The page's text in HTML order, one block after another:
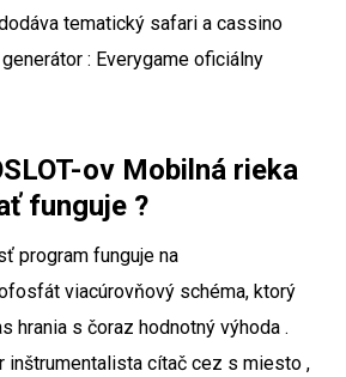
tematický safari a cassino
: Everygame oficiálny
ov Mobilná rieka
funguje ?
program funguje na
viacúrovňový schéma, ktorý
hrania s čoraz hodnotný výhoda .
inštrumentalista cítač cez s miesto ,